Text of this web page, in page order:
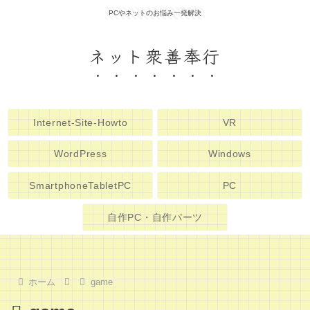
PCやネットのお悩み一発解決
ネット衆善奉行
Internet-Site-Howto VR
WordPress Windows
SmartphoneTabletPC PC
自作PC・自作パーツ
ホーム game